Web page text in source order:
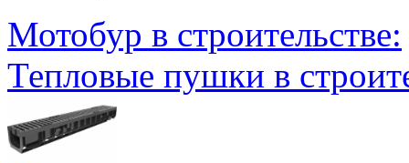
Мотобур в строительстве:
Тепловые пушки в